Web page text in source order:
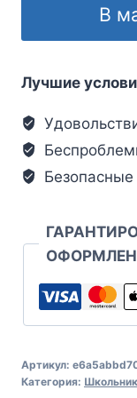
В
Лучшие
Артикул:
Категория: